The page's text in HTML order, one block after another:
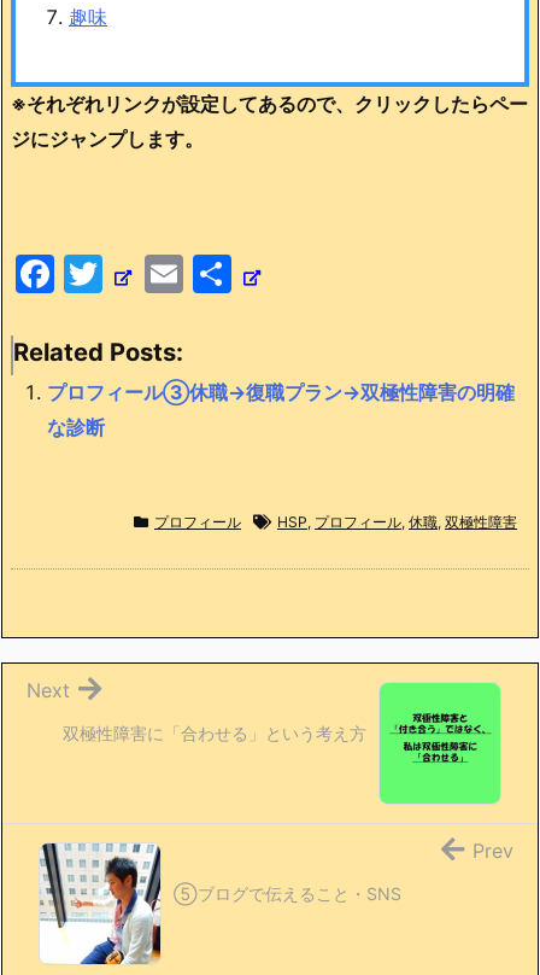
趣味
※それぞれリンクが設定してあるので、クリックしたらペー
ジにジャンプします。
F
c
e
b
T
itt
er
E
l
共
Related Posts:
プロフィール③休職→復職プラン→双極性障害の明確
な診断
プロフィール HSP, プロフィール, 休職, 双極性障害
双極性障害に「合わせる」という考え方
Next
⑤ブログで伝えること・SNS
Prev